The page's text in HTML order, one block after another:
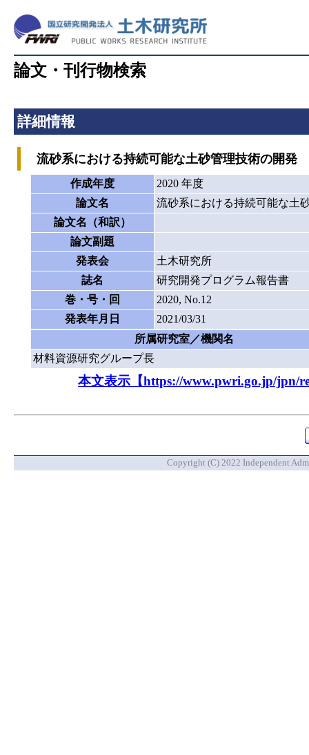
論文・刊行物検索
詳細情報
流砂系における持続可能な土砂管理技術の開発
作成年度
2020 年度
論文名
流砂系における持続可能な土
論文名（和訳）
論文副題
発表会
土木研究所
誌名
研究開発プログラム報告書
巻・号・回
2020, No.12
発表年月日
2021/03/31
所属研究室／機関名
材料資源研究グループ長
本文表示【https://www.pwri.go.jp/jpn/
Copyright (C) 2022 Independent